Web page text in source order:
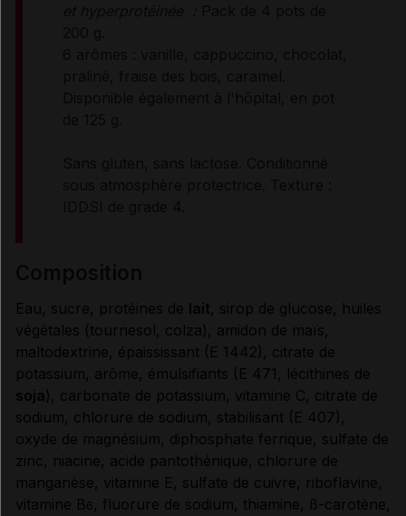
Eau, sucre, protéines de lait, sirop de glucose, huiles
végétales (tournesol, colza), amidon de maïs,
maltodextrine, épaississant (E 1442), citrate de
potassium, arôme, émulsifiants (E 471, lécithines de
soja), carbonate de potassium, vitamine C, citrate de
sodium, chlorure de sodium, stabilisant (E 407),
oxyde de magnésium, diphosphate ferrique, sulfate de
zinc, niacine, acide pantothénique, chlorure de
manganèse, vitamine E, sulfate de cuivre, riboflavine,
vitamine B6, fluorure de sodium, thiamine, ß-carotène,